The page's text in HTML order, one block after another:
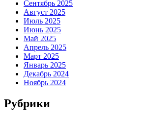
Сентябрь 2025
Август 2025
Июль 2025
Июнь 2025
Май 2025
Апрель 2025
Март 2025
Январь 2025
Декабрь 2024
Ноябрь 2024
Рубрики